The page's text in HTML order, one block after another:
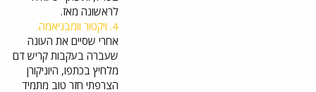
לראשונה מאז.
4. ויקטור וומבניאמה.
אחרי שסיים את העונה
שעברה בעקבות קריש דם
מלחיץ בכתפו, היוניקורן
הצרפתי חזר טוב מתמיד